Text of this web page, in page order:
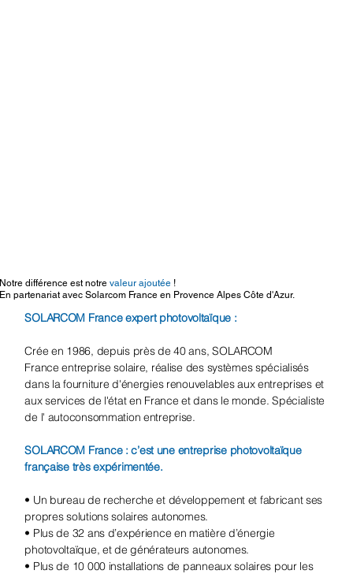
Notre différence est notrevaleur ajoutée !
En partenariat avec Solarcom France en Provence Alpes Côte d'Azur.
SOLARCOM France expert photovoltaïque :
Crée en 1986, depuis près de 40 ans, SOLARCOM
France entreprise solaire, réalise des systèmes spécialisés
dans la fourniture d'énergies renouvelables aux entreprises et
aux services de l'état en France et dans le monde. Spécialiste
de l' autoconsommation entreprise.
SOLARCOM France : c’est une entreprise photovoltaïque
française très expérimentée.
• Un bureau de recherche et développement et fabricant ses
propres solutions solaires autonomes.
• Plus de 32 ans d’expérience en matière d’énergie
photovoltaïque, et de générateurs autonomes.
• Plus de 10 000 installations de panneaux solaires pour les